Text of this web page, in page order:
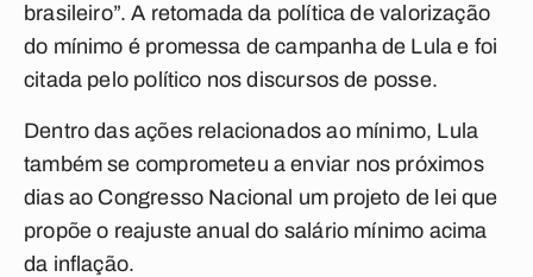
brasileiro”. A retomada da política de valorização
do mínimo é promessa de campanha de Lula e foi
citada pelo político nos discursos de posse.
Dentro das ações relacionados ao mínimo, Lula
também se comprometeu a enviar nos próximos
dias ao Congresso Nacional um projeto de lei que
propõe o reajuste anual do salário mínimo acima
da inflação.